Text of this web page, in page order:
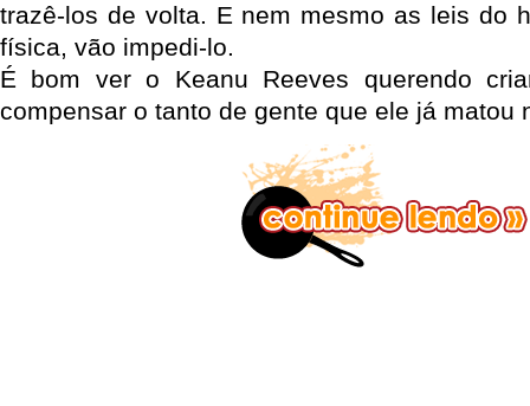
trazê-los de volta. E nem mesmo as leis do
física, vão impedi-lo.
É bom ver o Keanu Reeves querendo
compensar o tanto de gente que ele já matou